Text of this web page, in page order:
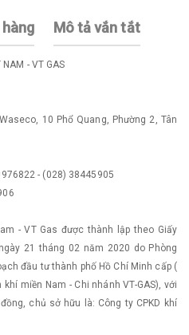
Mô tả vắn tắt
NAM - VT GAS
10 Phổ Quang, Phường 2, Tân
- (028) 38445905
- VT Gas được thành lập theo Giấy
21 tháng 02 năm 2020 do Phòng
đầu tư thành phố Hồ Chí Minh cấp (
miền Nam - Chi nhánh VT-GAS), với
chủ sở hữu là: Công ty CPKD khí